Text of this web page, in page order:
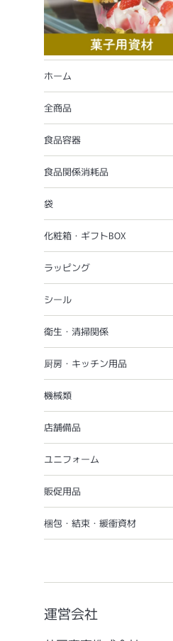
ホーム
全商品
食品容器
食品関係消耗品
袋
化粧箱・ギフトBOX
ラッピング
シール
衛生・清掃関係
厨房・キッチン用品
機械類
店舗備品
ユニフォーム
販促用品
梱包・結束・緩衝資材
運営会社